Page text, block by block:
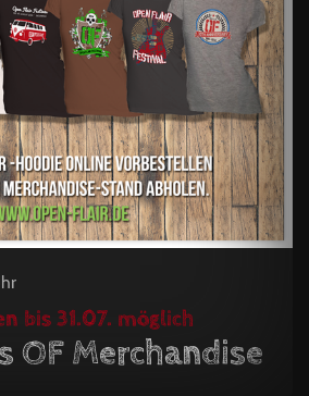
bis 31.07. möglich
OF Merchandise